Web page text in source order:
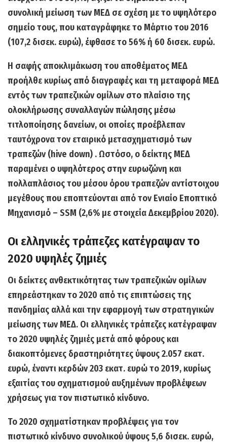
συνολική μείωση των ΜΕΔ σε σχέση με το υψηλότερο
σημείο τους, που καταγράφηκε το Μάρτιο του 2016
(107,2 δισεκ. ευρώ), έφθασε το 56% ή 60 δισεκ. ευρώ.
Η σαφής αποκλιμάκωση του αποθέματος ΜΕΔ
προήλθε κυρίως από διαγραφές και τη μεταφορά ΜΕΔ
εντός των τραπεζικών ομίλων στο πλαίσιο της
ολοκλήρωσης συναλλαγών πώλησης μέσω
τιτλοποίησης δανείων, οι οποίες προέβλεπαν
ταυτόχρονα τον εταιρικό μετασχηματισμό των
τραπεζών (hive down) . Ωστόσο, ο δείκτης ΜΕΔ
παραμένει ο υψηλότερος στην ευρωζώνη και
πολλαπλάσιος του μέσου όρου τραπεζών αντίστοιχου
μεγέθους που εποπτεύονται από τον Ενιαίο Εποπτικό
Μηχανισμό – SSM (2,6% με στοιχεία Δεκεμβρίου 2020).
Οι ελληνικές τράπεζες κατέγραψαν το
2020 υψηλές ζημιές
Οι δείκτες ανθεκτικότητας των τραπεζικών ομίλων
επηρεάστηκαν το 2020 από τις επιπτώσεις της
πανδημίας αλλά και την εφαρμογή των στρατηγικών
μείωσης των ΜΕΔ. Οι ελληνικές τράπεζες κατέγραψαν
το 2020 υψηλές ζημιές μετά από φόρουςκαι
διακοπτόμενες δραστηριότητες ύψους 2.057 εκατ.
ευρώ, έναντι κερδών 203 εκατ. ευρώ το 2019, κυρίως
εξαιτίας του σχηματισμού αυξημένων προβλέψεων
χρήσεως για τον πιστωτικό κίνδυνο.
Το 2020 σχηματίστηκαν προβλέψεις για τον
πιστωτικό κίνδυνο συνολικού ύψους 5,6 δισεκ. ευρώ,